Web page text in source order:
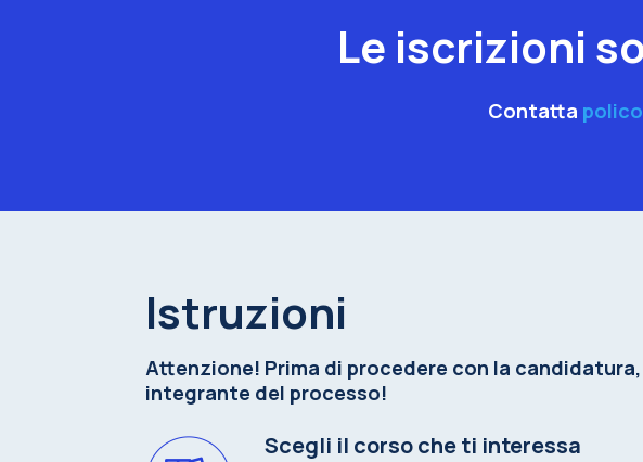
Le iscrizioni
Contatta
Istruzioni
Attenzione! Prima di procedere con la
integrante del processo!
Scegli il corso che ti interessa